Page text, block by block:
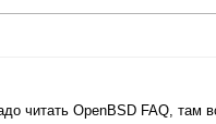
читать OpenBSD FAQ, там